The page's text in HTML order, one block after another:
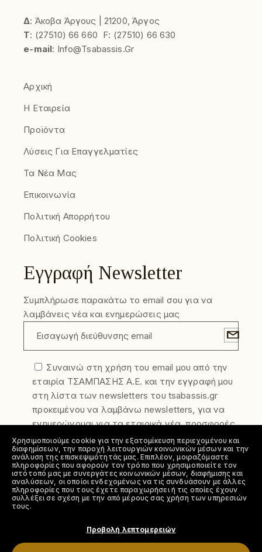
Δ: Άκοβα Άργους | 21200, Άργος
Τ: (27510) 66 660 F: (27510) 66 630
e-mail: Info@tsabassis.gr
Αρχική
Η Εταιρεία
Προϊόντα
Λύσεις Για Επαγγελματίες
Τα Νέα Μας
Επικοινωνία
Πολιτική Απορρήτου
Πολιτική Cookies
Εγγραφή Newsletter
Συμπλήρωσε παρακάτω το email σου για να
λαμβάνεις νέα και ενημερώσεις μας
Συναινώ στη χρήση του email μου από την
εταιρία ΤΣΑΜΠΑΣΗΣ Α.Ε. και την εγγραφή μου
στη λίστα των newsletters του tsabassis.gr
προκειμένου να λαμβάνω newsletters, για να
ενημερώνομαι για τα εταιρικά νέα, προσφορές
και τα νέα προϊόντα της εταιρίας. Η
συγκατάθεση σας μπορεί να ανακληθεί
ελεύθερα οποιαδήποτε στιγμή. Για να
απεγγραφείτε από την λίστα αποστολής
newsletter στείλτε μας το αίτημα σας στο
Συμφωνώ με την πολιτική απορρήτου
Χρησιμοποιούμε cookie για την εξατομίκευση περιεχομένου και
διαφημίσεων, την παροχή λειτουργιών κοινωνικών μέσων και την
ανάλυση της επισκεψιμότητάς μας. Επιπλέον, μοιραζόμαστε
πληροφορίες που αφορούν τον τρόπο που χρησιμοποιείτε τον
ιστότοπό μας με συνεργάτες κοινωνικών μέσων, διαφήμισης και
αναλύσεων, οι οποίοι ενδεχομένως να τις συνδυάσουν με άλλες
πληροφορίες που τους έχετε παραχωρήσει ή τις οποίες έχουν
συλλέξει σε σχέση με την από μέρους σας χρήση των υπηρεσιών
τους.
Προβολή λεπτομερειών